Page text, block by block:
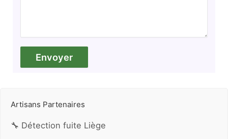
Artisans Partenaires
🔧 Détection fuite Liège